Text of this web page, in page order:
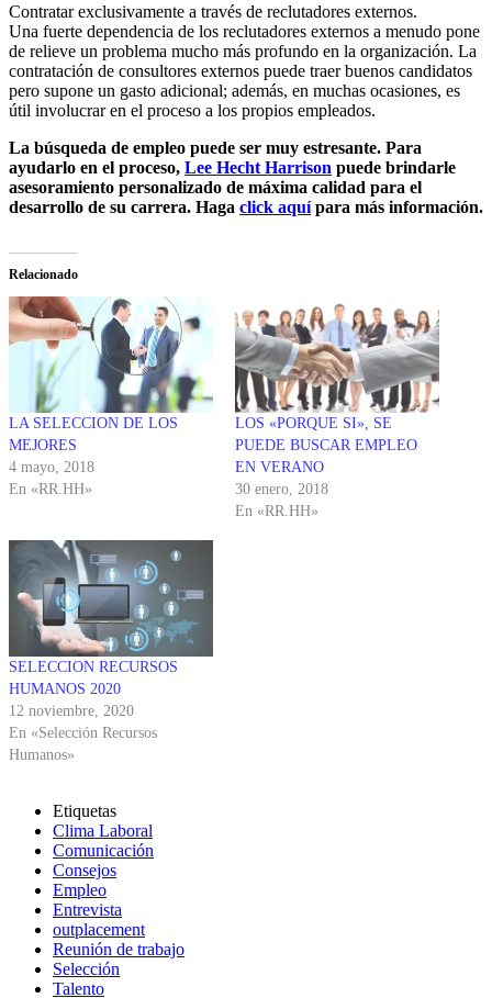
Contratar exclusivamente a través de reclutadores externos.
Una fuerte dependencia de los reclutadores externos a menudo pone
de relieve un problema mucho más profundo en la organización. La
contratación de consultores externos puede traer buenos candidatos
pero supone un gasto adicional; además, en muchas ocasiones, es
útil involucrar en el proceso a los propios empleados.
La búsqueda de empleo puede ser muy estresante. Para
ayudarlo en el proceso, Lee Hecht Harrison puede brindarle
asesoramiento personalizado de máxima calidad para el
desarrollo de su carrera. Haga click aquípara más información.
Relacionado
LA SELECCION DE LOS
MEJORES
4 mayo, 2018
En «RR.HH»
LOS «PORQUE SI», SE
PUEDE BUSCAR EMPLEO
EN VERANO
30 enero, 2018
En «RR.HH»
SELECCION RECURSOS
HUMANOS 2020
12 noviembre, 2020
En «Selección Recursos
Humanos»
Etiquetas
Clima Laboral
Comunicación
Consejos
Empleo
Entrevista
outplacement
Reunión de trabajo
Selección
Talento